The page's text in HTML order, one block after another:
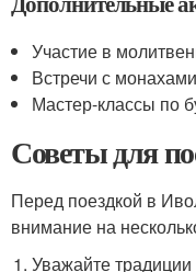
Участие в
Встречи с монахами
Мастер-классы по
Советы для
Перед поездкой в
внимание на
Уважайте